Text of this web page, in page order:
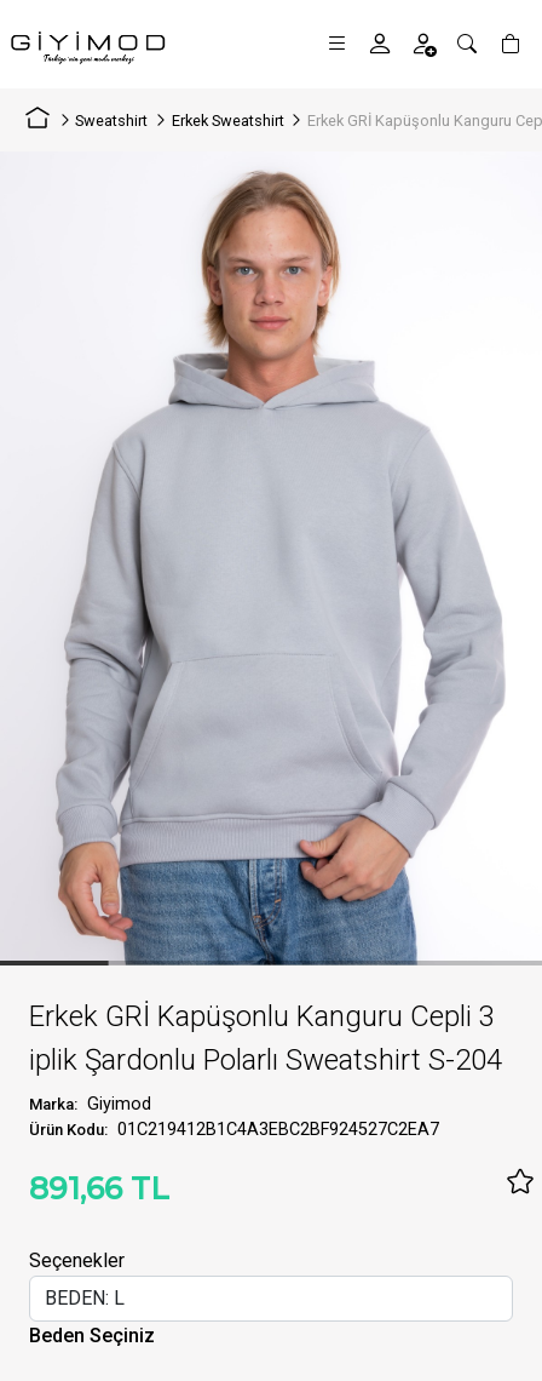
Sweatshirt Erkek Sweatshirt Erkek GRİ Kapüşonlu Kanguru
Erkek GRİ Kapüşonlu Kanguru Cepli 3
iplik Şardonlu Polarlı Sweatshirt S-204
Marka: Giyimod
Ürün Kodu: 01C219412B1C4A3EBC2BF924527C2EA7
891,66 TL
Beden Seçiniz
Seçenekler